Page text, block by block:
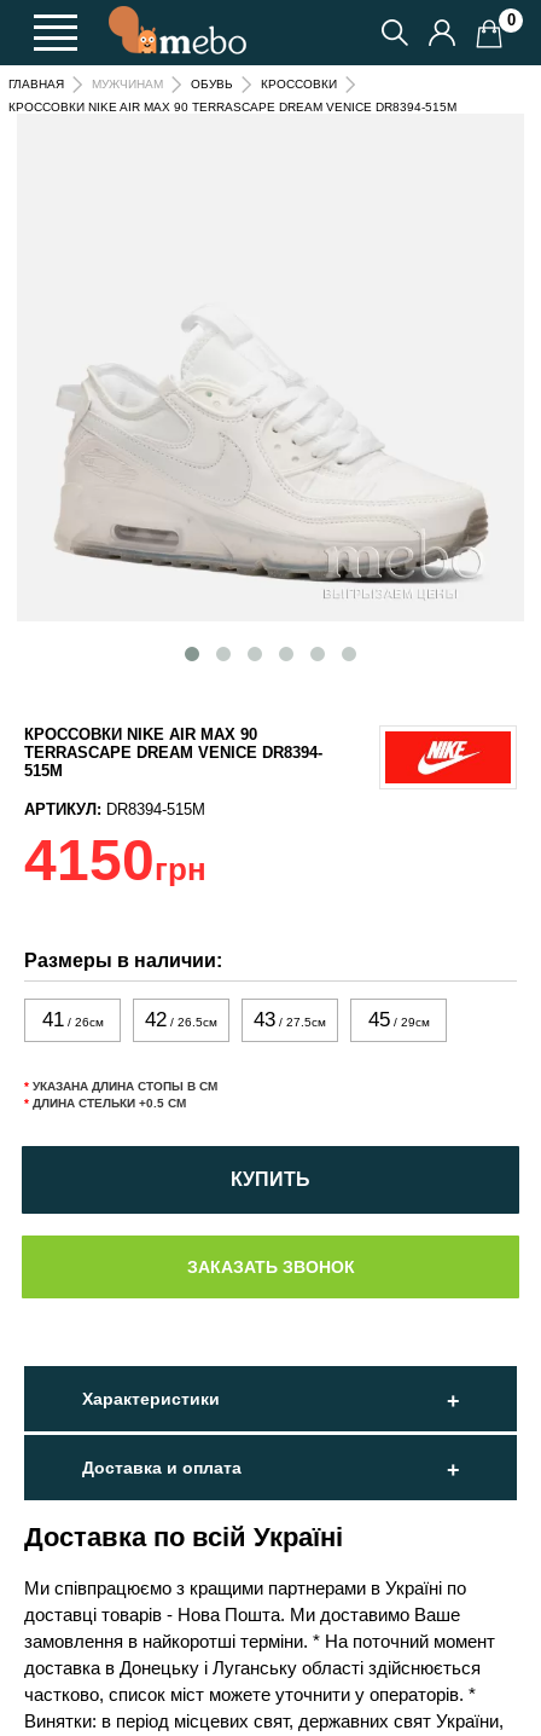
0
ГЛАВНАЯ МУЖЧИНАМ ОБУВЬ
КРОССОВКИ
КРОССОВКИ NIKE AIR MAX 90 TERRASCAPE DREAM VENICE DR8394-515M
КРОССОВКИ NIKE AIR MAX 90
TERRASCAPE DREAM VENICE DR8394-
515M
АРТИКУЛ: DR8394-515M
4150грн
Размеры в наличии:
41/ 26см 42 / 26.5см 43 / 27.5см 45/ 29см
* УКАЗАНА ДЛИНА СТОПЫ В СМ
* ДЛИНА СТЕЛЬКИ +0.5 СМ
КУПИТЬ
Характеристики
Доставка и оплата
Доставка по всій Україні
Ми співпрацюємо з кращими партнерами в Україні по
доставці товарів - Нова Пошта. Ми доставимо Ваше
замовлення в найкоротші терміни. * На поточний момент
доставка в Донецьку і Луганську області здійснюється
частково, список міст можете уточнити у операторів. *
Винятки: в період місцевих свят, державних свят України,